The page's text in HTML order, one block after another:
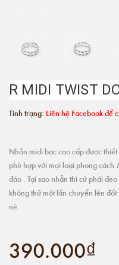
R MIDI TWIST
Tình trạng: Liên hệ Facebook để
Nhẫn midi bạc cao cấp được
phù hợp với mọi loại phong
đáo . Tại sao nhẫn thì cứ phải
không thử một lần chuyển lên
nè.
390.000₫